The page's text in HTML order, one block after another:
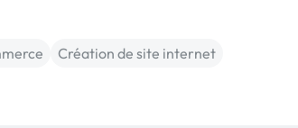
Création de site internet